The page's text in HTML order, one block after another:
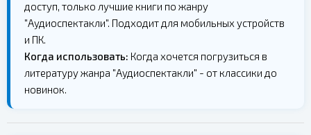
доступ, только лучшие книги по жанру
"Аудиоспектакли". Подходит для мобильных устройств
и ПК.
Когда использовать: Когда хочется погрузиться в
литературу жанра "Аудиоспектакли" - от классики до
новинок.